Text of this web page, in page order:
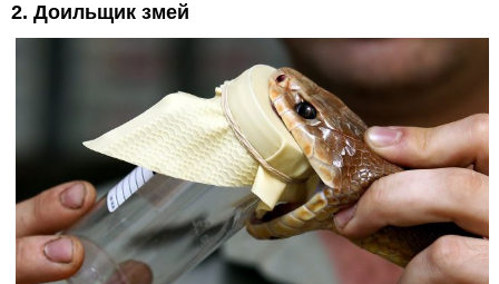
2. Доильщик змей